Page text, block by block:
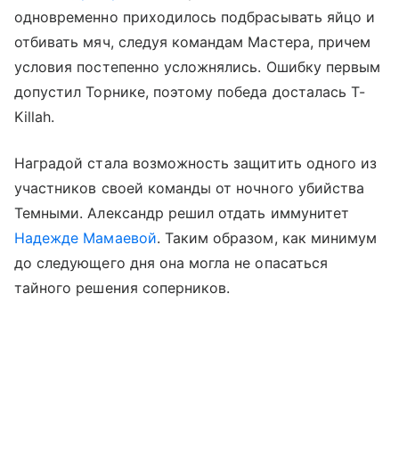
одновременно приходилось подбрасывать яйцо и
отбивать мяч, следуя командам Мастера, причем
условия постепенно усложнялись. Ошибку первым
допустил Торнике, поэтому победа досталась T-
Killah.
Наградой стала возможность защитить одного из
участников своей команды от ночного убийства
Темными. Александр решил отдать иммунитет
Надежде Мамаевой. Таким образом, как минимум
до следующего дня она могла не опасаться
тайного решения соперников.